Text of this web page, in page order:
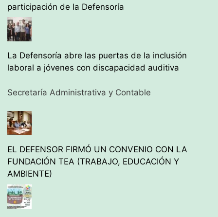
participación de la Defensoría
La Defensoría abre las puertas de la inclusión
laboral a jóvenes con discapacidad auditiva
Secretaría Administrativa y Contable
EL DEFENSOR FIRMÓ UN CONVENIO CON LA
FUNDACIÓN TEA (TRABAJO, EDUCACIÓN Y
AMBIENTE)